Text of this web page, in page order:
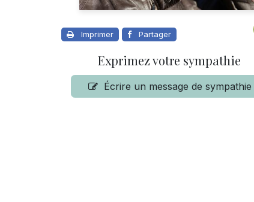
Imprimer Partager
Exprimez votre sympathie
Écrire un message de sympathie